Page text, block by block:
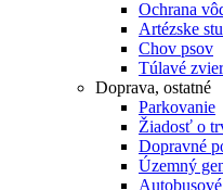
Ochrana
Artézske
Chov psov
Túlavé
Doprava, ostatné
Parkovanie
Žiadosť o
Dopravné
Územný